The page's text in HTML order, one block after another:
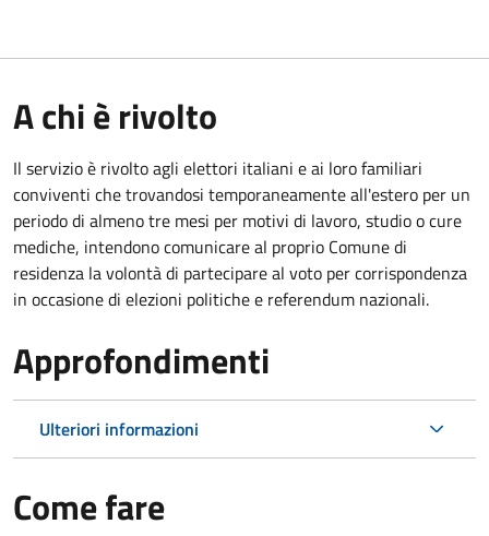
A chi è rivolto
Il servizio è rivolto agli elettori italiani e ai loro familiari
conviventi che trovandosi temporaneamente all'estero per un
periodo di almeno tre mesi per motivi di lavoro, studio o cure
mediche, intendono comunicare al proprio Comune di
residenza la volontà di partecipare al voto per corrispondenza
in occasione di elezioni politiche e referendum nazionali.
Approfondimenti
Ulteriori informazioni
Come fare